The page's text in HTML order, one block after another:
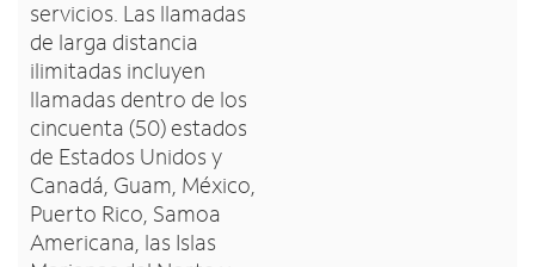
servicios. Las llamadas
de larga distancia
ilimitadas incluyen
llamadas dentro de los
cincuenta (50) estados
de Estados Unidos y
Canadá, Guam, México,
Puerto Rico, Samoa
Americana, las Islas